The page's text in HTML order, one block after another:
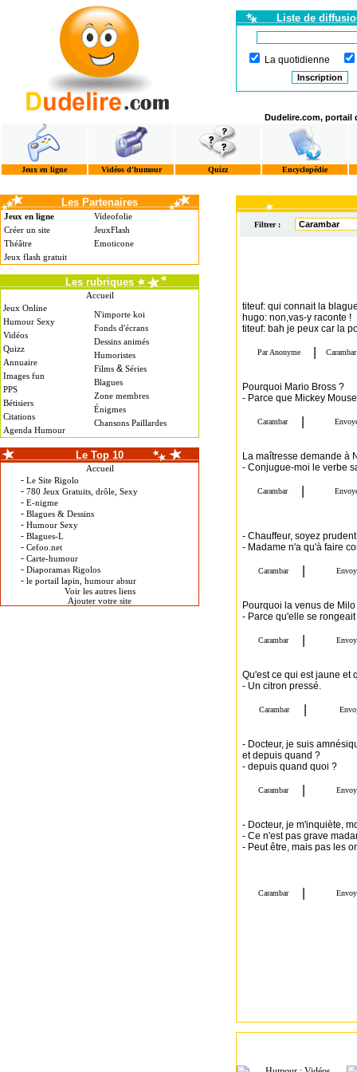
Liste de
La quotidienne
Dudelire.com, portail
Jeux en ligne Vidéos d'humour Quizz Encyclopédie
Les Partenaires
Jeux en ligne
Créer un site
Théâtre
Jeux flash gratuit
Videofolie
JeuxFlash
Emoticone
Les rubriques
Accueil
Jeux Online
Humour Sexy
Vidéos
Quizz
Annuaire
Images fun
PPS
Bétisiers
Citations
Agenda Humour
N'importe koi
Fonds d'écrans
Dessins animés
Humoristes
Films & Séries
Blagues
Zone membres
Énigmes
Chansons Paillardes
Le Top 10
Accueil
- Le Site Rigolo
- 780 Jeux Gratuits, drôle, Sexy
- E-nigme
- Blagues & Dessins
- Humour Sexy
- Blagues-L
- Cefoo.net
- Carte-humour
- Diaporamas Rigolos
- le portail lapin, humour absur
Voir les autres liens
Ajouter votre site
Filtrer :
titeuf: qui connait la
hugo: non,vas-y raconte !
titeuf: bah je peux car la
Pourquoi Mario Bross ?
- Parce que Mickey
La maîtresse demande à
- Conjugue-moi le verbe
- Chauffeur, soyez
- Madame n'a qu'à faire
Pourquoi la venus de
- Parce qu'elle se
Qu'est ce qui est jaune et
- Un citron pressé.
- Docteur, je suis
et depuis quand ?
- depuis quand quoi ?
- Docteur, je m'inquiète,
- Ce n'est pas grave
- Peut être, mais pas les